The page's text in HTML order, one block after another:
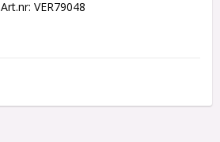
Art.nr: VER79048